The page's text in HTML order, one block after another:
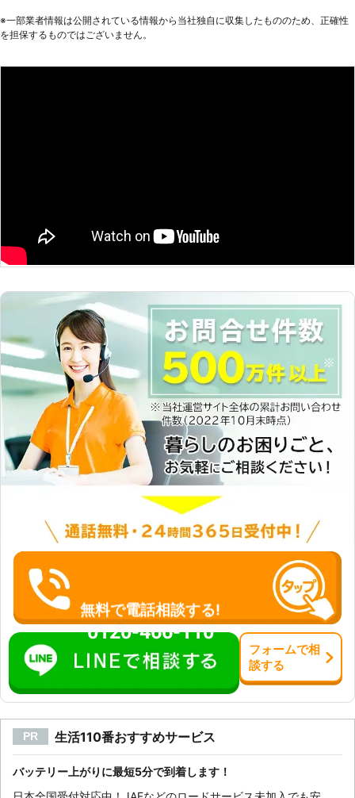
えて準備しているからこそ、お客様か
トを付けたままにしてしまった」「バ
りによってエンジンがかからないと困
備・修理などに携わっており、整備士
の元に駆け付けますから、技術も安心
のお客様も歓迎！バッテリー交換にも
対応> 甲府市の山梨学院大学のすぐそ
ばに工場を構えていますので「車の調
子が悪いから見て欲しい」というとき
も、気軽にお立ちよりください。 バ
ッテリーの交換にも対応しています。
車のバッテリーの寿命は2～3年とい
われており、劣化してくとバッテリー
上がりが起きやすいです。「最近エン
ジンがかかりにくい」「パワーウイン
ドウの動きが遅い」などの症状は、バ
ッテリーの能力が落ちているときに現
れやすいです。バッテリー上がりが起
こる前に、当店にご相談ください。
【対応サービス（一例）】 車のバッ
テリー上がりの出張対応・バッテリー
交換・車検・一般修理・板金・パーツ
取り付け、交換・オイル交換・タイヤ
交換 など
※⼀部業者情報は公開されている情報から当社独⾃に収集したもののため、正確性
を担保するものではございません。
無料で電話相談する!
0120-466-110
フォームで相
談する
PR 生活110番おすすめサービス
バッテリー上がりに最短5分で到着します！